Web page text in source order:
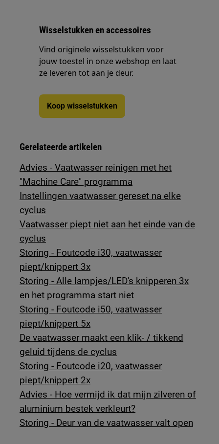
Wisselstukken en accessoires
Vind originele wisselstukken voor
jouw toestel in onze webshop en laat
ze leveren tot aan je deur.
Koop wisselstukken
Gerelateerde artikelen
Advies - Vaatwasser reinigen met het
"Machine Care" programma
Instellingen vaatwasser gereset na elke
cyclus
Vaatwasser piept niet aan het einde van de
cyclus
Storing - Foutcode i30, vaatwasser
piept/knippert 3x
Storing - Alle lampjes/LED's knipperen 3x
en het programma start niet
Storing - Foutcode i50, vaatwasser
piept/knippert 5x
De vaatwasser maakt een klik- / tikkend
geluid tijdens de cyclus
Storing - Foutcode i20, vaatwasser
piept/knippert 2x
Advies - Hoe vermijd ik dat mijn zilveren of
aluminium bestek verkleurt?
Storing - Deur van de vaatwasser valt open